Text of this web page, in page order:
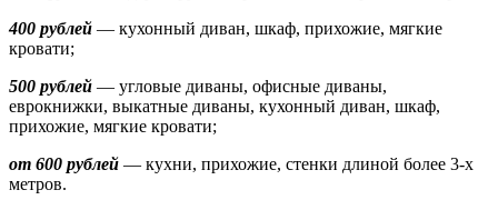
400 рублей — кухонный диван, шкаф, прихожие, мягкие
кровати;
500 рублей — угловые диваны, офисные диваны,
еврокнижки, выкатные диваны, кухонный диван, шкаф,
прихожие, мягкие кровати;
от 600 рублей — кухни, прихожие, стенки длиной более 3-х
метров.